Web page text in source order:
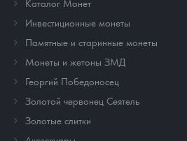
Каталог Монет
Инвестиционные монеты
Памятные и старинные монеты
Монеты и жетоны ЗМД
Георгий Победоносец
Золотой червонец Сеятель
Золотые слитки